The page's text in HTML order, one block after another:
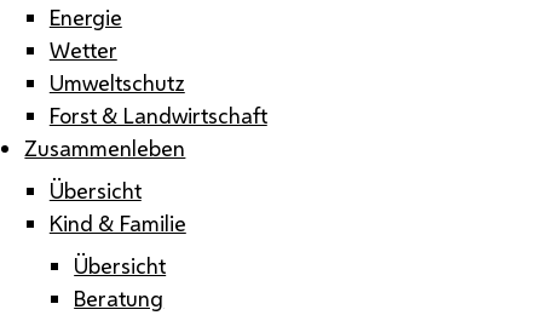
Energie
Wetter
Umweltschutz
Forst & Landwirtschaft
Zusammenleben
Übersicht
Kind & Familie
Übersicht
Beratung